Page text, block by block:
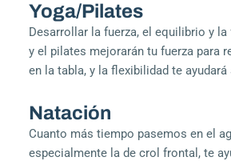
Yoga/Pilates
Desarrollar la fuerza, el equilibrio y
y el pilates mejorarán tu fuerza para
en la tabla, y la flexibilidad te
Natación
Cuanto más tiempo pasemos en el
especialmente la de crol frontal, te